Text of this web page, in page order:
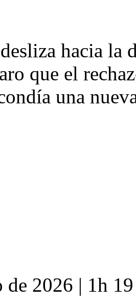
hacia
que el
una
de 2026 | 1h